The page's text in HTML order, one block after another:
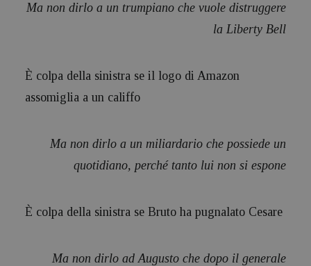
Ma non dirlo a un trumpiano che vuole distruggere
la Liberty Bell
È colpa della sinistra se il logo di Amazon
assomiglia a un califfo
Ma non dirlo a un miliardario che possiede un
quotidiano, perché tanto lui non si espone
È colpa della sinistra se Bruto ha pugnalato Cesare
Ma non dirlo ad Augusto che dopo il generale